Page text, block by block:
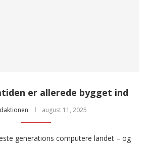
er allerede bygget ind
august 11, 2025
generations computere landet – og